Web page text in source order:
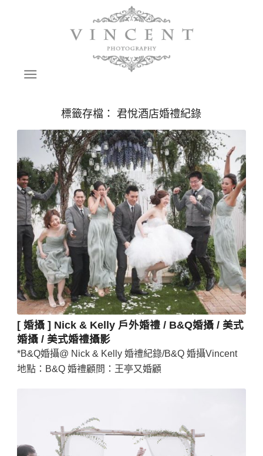
標籤存檔：君悅酒店婚禮紀錄
[ 婚攝 ] Nick & Kelly 戶外婚禮 / B&Q婚攝 / 美式
婚攝 / 美式婚禮攝影
*B&Q婚攝@ Nick & Kelly 婚禮紀錄/B&Q 婚攝Vincent
地點：B&Q 婚禮顧問：王亭又婚顧